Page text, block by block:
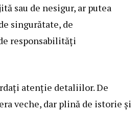
sau de nesigur, ar putea
singurătate, de
responsabilități
atenție detaliilor. De
veche, dar plină de istorie și